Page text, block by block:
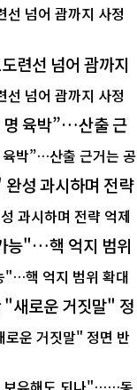
련선 넘어 괌까지
명 육박”…산출 근
성 과시하며 전략
능"…핵 억지 범위
새로운 거짓말" 정